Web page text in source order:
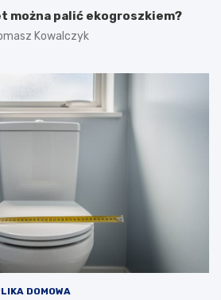
można palić ekogroszkiem?
Kowalczyk
DOMOWA